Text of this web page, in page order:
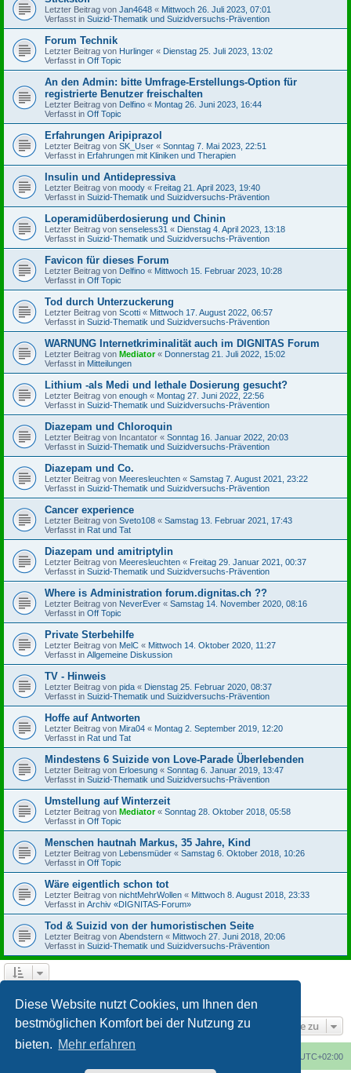
Diese Website nutzt Cookies, um Ihnen den
bestmöglichen Komfort bei der Nutzung zu
bieten. Mehr erfahren
Letzter Beitrag von Jan4648 « Mittwoch 26. Juli 2023, 07:01
Verfasst in Suizid-Thematik und Suizidversuchs-Prävention
Forum Technik
Letzter Beitrag von Hurlinger « Dienstag 25. Juli 2023, 13:02
Verfasst in Off Topic
An den Admin: bitte Umfrage-Erstellungs-Option für
registrierte Benutzer freischalten
Letzter Beitrag von Delfino « Montag 26. Juni 2023, 16:44
Verfasst in Off Topic
Erfahrungen Aripiprazol
Letzter Beitrag von SK_User « Sonntag 7. Mai 2023, 22:51
Verfasst in Erfahrungen mit Kliniken und Therapien
Insulin und Antidepressiva
Letzter Beitrag von moody « Freitag 21. April 2023, 19:40
Verfasst in Suizid-Thematik und Suizidversuchs-Prävention
Loperamidüberdosierung und Chinin
Letzter Beitrag von senseless31 « Dienstag 4. April 2023, 13:18
Verfasst in Suizid-Thematik und Suizidversuchs-Prävention
Favicon für dieses Forum
Letzter Beitrag von Delfino « Mittwoch 15. Februar 2023, 10:28
Verfasst in Off Topic
Tod durch Unterzuckerung
Letzter Beitrag von Scotti « Mittwoch 17. August 2022, 06:57
Verfasst in Suizid-Thematik und Suizidversuchs-Prävention
WARNUNG Internetkriminalität auch im DIGNITAS Forum
Letzter Beitrag von Mediator« Donnerstag 21. Juli 2022, 15:02
Verfasst in Mitteilungen
Lithium -als Medi und lethale Dosierung gesucht?
Letzter Beitrag von enough « Montag 27. Juni 2022, 22:56
Verfasst in Suizid-Thematik und Suizidversuchs-Prävention
Diazepam und Chloroquin
Letzter Beitrag von Incantator « Sonntag 16. Januar 2022, 20:03
Verfasst in Suizid-Thematik und Suizidversuchs-Prävention
Diazepam und Co.
Letzter Beitrag von Meeresleuchten « Samstag 7. August 2021, 23:22
Verfasst in Suizid-Thematik und Suizidversuchs-Prävention
Cancer experience
Letzter Beitrag von Sveto108 « Samstag 13. Februar 2021, 17:43
Verfasst in Rat und Tat
Diazepam und amitriptylin
Letzter Beitrag von Meeresleuchten « Freitag 29. Januar 2021, 00:37
Verfasst in Suizid-Thematik und Suizidversuchs-Prävention
Where is Administration forum.dignitas.ch ??
Letzter Beitrag von NeverEver « Samstag 14. November 2020, 08:16
Verfasst in Off Topic
Private Sterbehilfe
Letzter Beitrag von MelC « Mittwoch 14. Oktober 2020, 11:27
Verfasst in Allgemeine Diskussion
TV - Hinweis
Letzter Beitrag von pida « Dienstag 25. Februar 2020, 08:37
Verfasst in Suizid-Thematik und Suizidversuchs-Prävention
Hoffe auf Antworten
Letzter Beitrag von Mira04 « Montag 2. September 2019, 12:20
Verfasst in Rat und Tat
Mindestens 6 Suizide von Love-Parade Überlebenden
Letzter Beitrag von Erloesung « Sonntag 6. Januar 2019, 13:47
Verfasst in Suizid-Thematik und Suizidversuchs-Prävention
Umstellung auf Winterzeit
Letzter Beitrag von Mediator« Sonntag 28. Oktober 2018, 05:58
Verfasst in Off Topic
Menschen hautnah Markus, 35 Jahre, Kind
Letzter Beitrag von Lebensmüder « Samstag 6. Oktober 2018, 10:26
Verfasst in Off Topic
Wäre eigentlich schon tot
Letzter Beitrag von nichtMehrWollen « Mittwoch 8. August 2018, 23:33
Verfasst in Archiv «DIGNITAS-Forum»
Tod & Suizid von der humoristischen Seite
Letzter Beitrag von Abendstern « Mittwoch 27. Juni 2018, 20:06
Verfasst in Suizid-Thematik und Suizidversuchs-Prävention
Gehe zu
UTC+02:00